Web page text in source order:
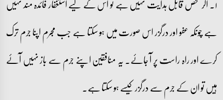
ہے چونکہ عفو اور درگزر اس صورت میں ہو سکتا ہے جب مجرم اپنا جرم ترک
کرے اور راہ راست پر آ جائے۔ یہ منافقین اپنے جرم سے باز نہیں آئے
ہیں تو ان کے جرم سے درگزر کیسے ہو سکتا ہے۔